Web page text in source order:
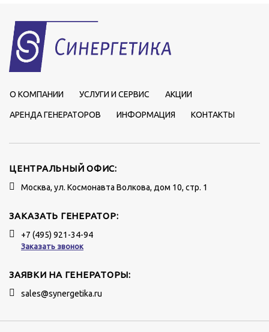
О КОМПАНИИ УСЛУГИ И СЕРВИС АКЦИИ
АРЕНДА ГЕНЕРАТОРОВ ИНФОРМАЦИЯ КОНТАКТЫ
ЦЕНТРАЛЬНЫЙ ОФИС:
Москва, ул. Космонавта Волкова, дом 10, стр. 1
ЗАКАЗАТЬ ГЕНЕРАТОР:
+7 (495) 921-34-94
Заказать звонок
ЗАЯВКИ НА ГЕНЕРАТОРЫ:
sales@synergetika.ru